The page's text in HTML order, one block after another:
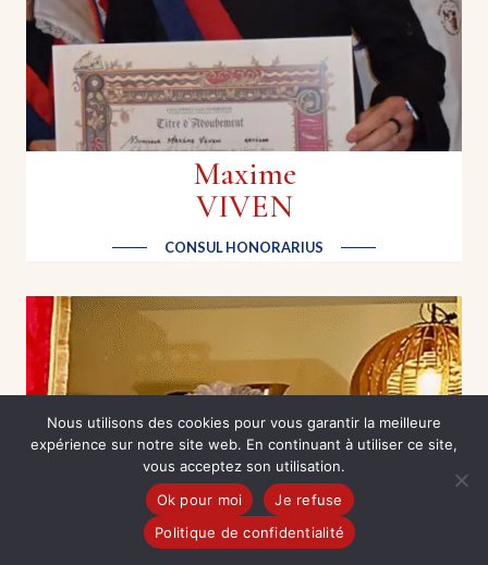
Maxime
VIVEN
CONSUL HONORARIUS
en 2012, devenu figure de M6 avec Norbert,
commis d’office, La Meilleure Boulangerie de
France et Toque Show. En 2023, Norbert
retourne en cuisine à la tête du 19.20 de l'hôtel
Prince de Galles. En mars 2025, il a été intronisé
Consul honorarius.
Nous utilisons des cookies pour vous garantir la meilleure
expérience sur notre site web. En continuant à utiliser ce site,
vous acceptez son utilisation.
Ok pour moi
Je refuse
Politique de confidentialité